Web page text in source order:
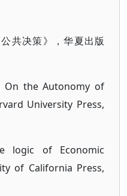
共决策》，华夏出版
On the Autonomy of
University Press,
logic of Economic
of California Press,